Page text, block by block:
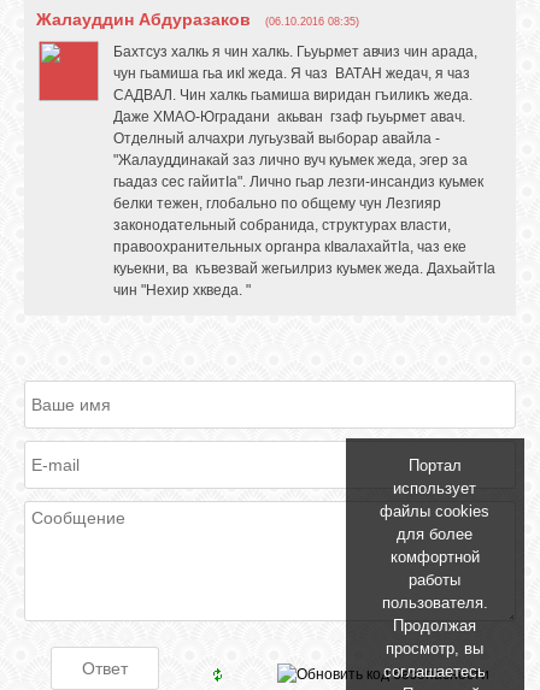
RSS
VK
Жалауддин Абдуразаков (06.10.2016 08:35)
Бахтсуз халкь я чин халкь. Гьуьрмет авчиз чин арада,
чун гьамиша гьа икI жеда. Я чаз ВАТАН жедач, я чаз
САДВАЛ. Чин халкь гьамиша виридан гъиликъ жеда.
Даже ХМАО-Юградани акьван гзаф гьуьрмет авач.
Отделный алчахри лугьузвай выборар авайла -
"Жалауддинакай заз лично вуч куьмек жеда, эгер за
гьадаз сес гайитIа". Лично гьар лезги-инсандиз куьмек
белки тежен, глобально по общему чун Лезгияр
законодательный собранида, структурах власти,
правоохранительных органра кIвалахайтIа, чаз еке
куьекни, ва къвезвай жегьилриз куьмек жеда. ДахьайтIа
чин "Нехир хкведа. "
Портал
использует
файлы cookies
для более
комфортной
работы
пользователя.
Продолжая
просмотр, вы
соглашаетесь